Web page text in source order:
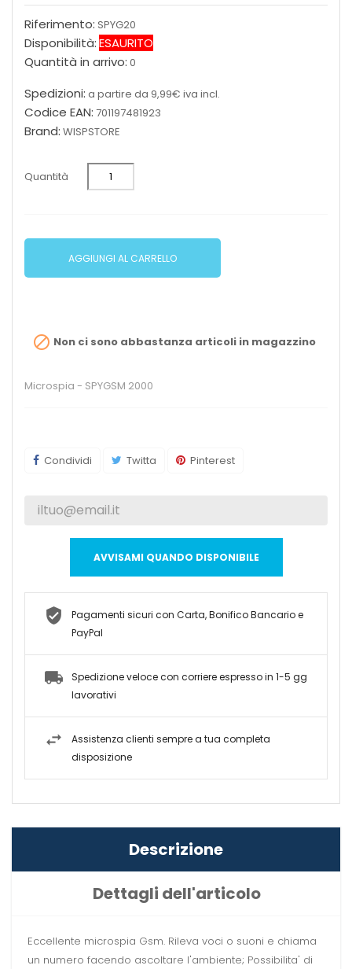
Riferimento: SPYG20
Disponibilità:ESAURITO
Quantità in arrivo: 0
Spedizioni: a partire da 9,99€ iva incl.
Codice EAN: 701197481923
Brand: WISPSTORE
Quantità
AGGIUNGI AL CARRELLO
 Non ci sono abbastanza articoli in magazzino
Microspia - SPYGSM 2000
Condividi Twitta Pinterest
AVVISAMI QUANDO DISPONIBILE
Pagamenti sicuri con Carta, Bonifico Bancario e
PayPal
Spedizione veloce con corriere espresso in 1-5 gg
lavorativi
Assistenza clienti sempre a tua completa
disposizione
Descrizione
Dettagli dell'articolo
Eccellente microspia Gsm. Rileva voci o suoni e chiama
un numero facendo ascoltare l'ambiente; Possibilita' di